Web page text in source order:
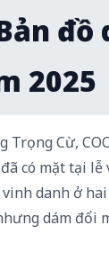
đồ
2025
Trọng Cừ,
có mặt tại lễ
danh ở
dám đổi